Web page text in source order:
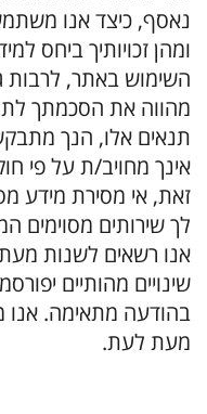
נאסף, כיצד אנו
ומהן זכויותיך ביחס
השימוש באתר, לרבות
מהווה את הסכמתך
תנאים אלו, הנך
אינך מחויב/ת על פי
זאת, אי מסירת מידע
לך שירותים מסוימים
אנו רשאים לשנות
שינויים מהותיים
בהודעה מתאימה. אנו
מעת לעת.